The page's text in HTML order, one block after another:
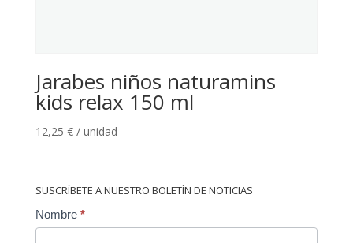
Jarabes niños naturamins
kids relax 150 ml
12,25 € / unidad
SUSCRÍBETE A NUESTRO BOLETÍN DE NOTICIAS
Contact
Nombre *